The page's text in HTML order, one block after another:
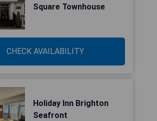
Square Townhouse
CHECK AVAILABILITY
Holiday Inn Brighton
Seafront